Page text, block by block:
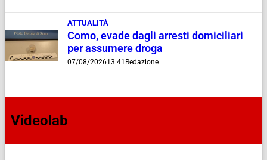
ATTUALITÀ
Como, evade dagli arresti domiciliari
per assumere droga
07/08/202613:41 Redazione
Videolab